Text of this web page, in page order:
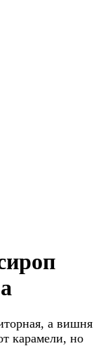
а вишня
карамели, но